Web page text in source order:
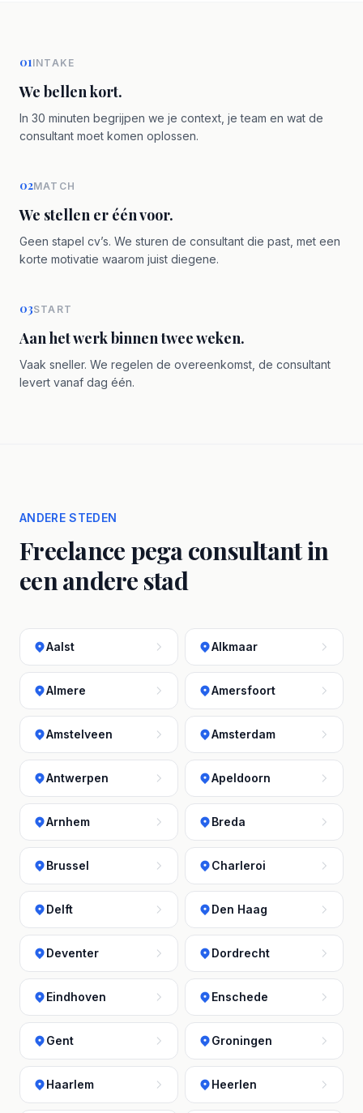
01INTAKE
We bellen kort.
In 30 minuten begrijpen we je context, je team en wat de
consultant moet komen oplossen.
02MATCH
We stellen er één voor.
Geen stapel cv’s. We sturen de consultant die past, met een
korte motivatie waarom juist diegene.
03START
Aan het werk binnen twee weken.
Vaak sneller. We regelen de overeenkomst, de consultant
levert vanaf dag één.
ANDERE STEDEN
Freelance pega consultant in
een andere stad
Aalst Alkmaar
Almere Amersfoort
Amstelveen Amsterdam
Antwerpen Apeldoorn
Arnhem Breda
Brussel Charleroi
Delft Den Haag
Deventer Dordrecht
Eindhoven Enschede
Gent Groningen
Haarlem Heerlen